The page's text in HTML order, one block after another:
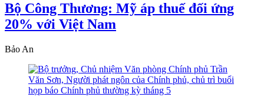
Bộ Công Thương: Mỹ áp thuế đối ứng
20% với Việt Nam
Bảo An